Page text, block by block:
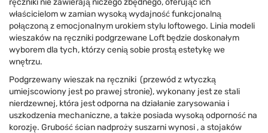
ręczniki nie zawierają niczego zbędnego, oferując ich
właścicielom w zamian wysoką wydajność funkcjonalną
połączoną z emocjonalnym urokiem stylu loftowego. Linia modeli
wieszaków na ręczniki podgrzewane Loft będzie doskonałym
wyborem dla tych, którzy cenią sobie prostą estetykę we
wnętrzu.
Podgrzewany wieszak na ręczniki (przewód z wtyczką
umiejscowiony jest po prawej stronie), wykonany jest ze stali
nierdzewnej, która jest odporna na działanie zarysowania i
uszkodzenia mechaniczne, a także posiada wysoką odporność na
korozję. Grubość ścian nadproży suszarni wynosi , a stojaków